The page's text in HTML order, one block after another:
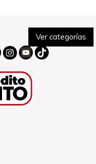
Ver categorías